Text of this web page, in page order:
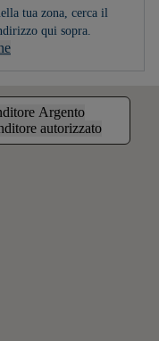
tua zona, cerca il
qui sopra.
Argento
autorizzato